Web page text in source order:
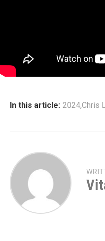
In this article: 2024,Chris